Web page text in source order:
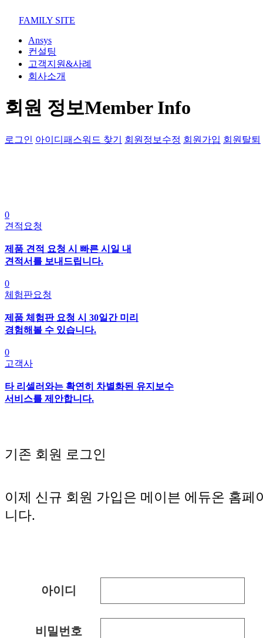
FAMILY SITE
Ansys
컨설팅
고객지원&사례
회사소개
회원 정보Member Info
로그인 아이디패스워드 찾기 회원정보수정 회원가입 회원탈퇴
0
견적요청
제품 견적 요청 시 빠른 시일 내
견적서를 보내드립니다.
0
체험판요청
제품 체험판 요청 시 30일간 미리
경험해볼 수 있습니다.
0
고객사
타 리셀러와는 확연히 차별화된 유지보수
서비스를 제안합니다.
기존 회원 로그인
이제 신규 회원 가입은 메이븐 에듀온 홈페
니다.
아이디
비밀번호